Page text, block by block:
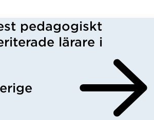
pedagogiskt
lärare i